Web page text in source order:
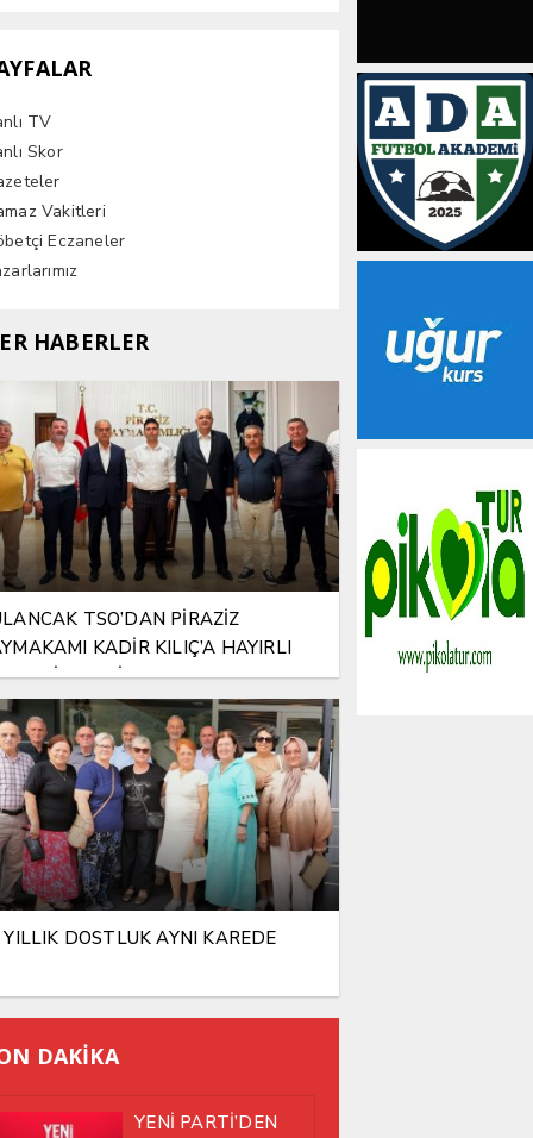
TV
Skor
Vakitleri
Eczaneler
HABERLER
TSO’DAN PİRAZİZ
KADİR KILIÇ’A HAYIRLI
ZİYARETİ
DOSTLUK AYNI KAREDE
DAKİKA
YENİ PARTİ’DEN